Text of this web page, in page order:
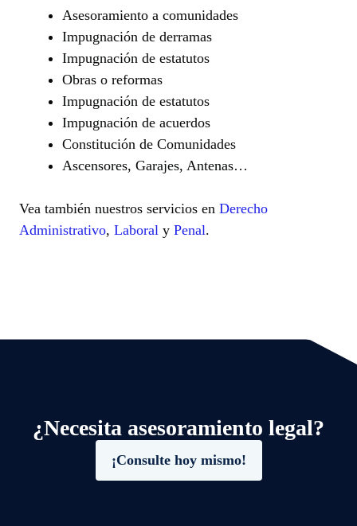
Asesoramiento a comunidades
Impugnación de derramas
Impugnación de estatutos
Obras o reformas
Impugnación de estatutos
Impugnación de acuerdos
Constitución de Comunidades
Ascensores, Garajes, Antenas…
Vea también nuestros servicios en Derecho
Administrativo, Laboral y Penal.
¿Necesita asesoramiento legal?
¡Consulte hoy mismo!